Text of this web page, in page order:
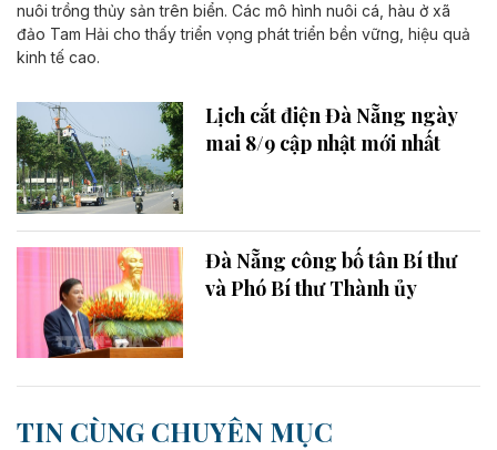
nuôi trồng thủy sản trên biển. Các mô hình nuôi cá, hàu ở xã
đảo Tam Hải cho thấy triển vọng phát triển bền vững, hiệu quả
kinh tế cao.
Lịch cắt điện Đà Nẵng ngày
mai 8/9 cập nhật mới nhất
Đà Nẵng công bố tân Bí thư
và Phó Bí thư Thành ủy
TIN CÙNG CHUYÊN MỤC